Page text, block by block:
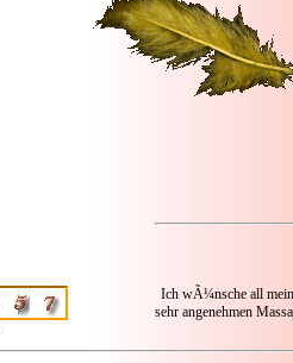
Ich wÃ¼nsche all
sehr angenehmen